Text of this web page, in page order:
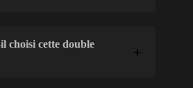
choisi cette double